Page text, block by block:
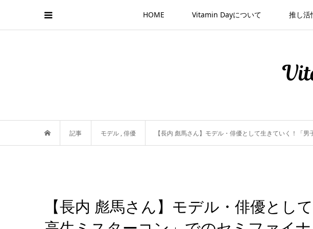
HOME Vitamin Dayについて 推し活
記事 モデル ,俳優 【長内 彪馬さん】モデル・俳優として生きていく！「
【長内 彪馬さん】モデル・俳優とし